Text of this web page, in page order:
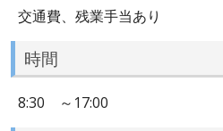
交通費、残業手当あり
時間
8:30 ～17:00